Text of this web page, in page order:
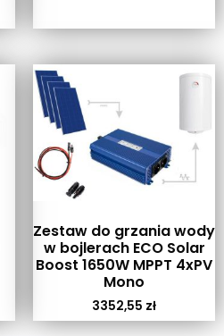
Zestaw do grzania wody
w bojlerach ECO Solar
Boost 1650W MPPT 4xPV
Mono
3352,55 zł